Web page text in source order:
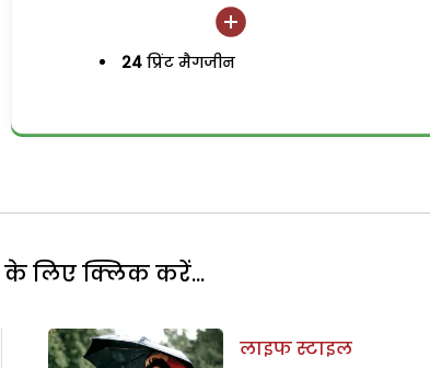
24 प्रिंट मैगजीन
लिए क्लिक करें...
लाइफ स्टाइल